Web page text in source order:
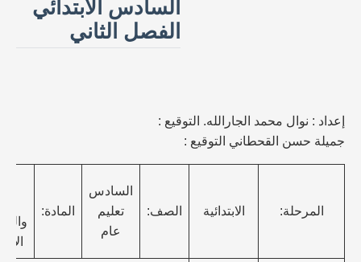
السادس الابتدائي
الفصل الثاني
إعداد : نوال محمد الجارالله. التوقيع :
جميلة حسن القحطاني التوقيع :
المرحلة: الابتدائية الصف:
السادس
تعليم
عام
المادة: